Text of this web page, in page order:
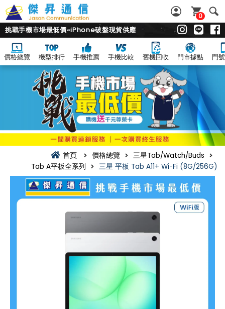
0
挑戰手機市場最低價~iPhone破盤現貨供應
價格總覽 機型排行 手機推薦 手機比較 舊機回收 門市據點 門
首頁 價格總覽
三星Tab/Watch/Buds
Tab A平板全系列
三星 平板 Tab A11+ Wi-Fi (8G/256G)